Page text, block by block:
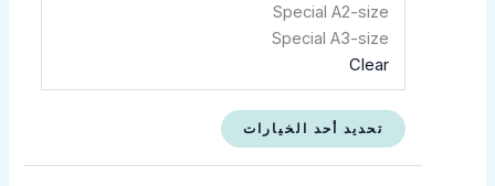
Special A2-size
Special A3-size
Clear
تحديد أحد الخيارات